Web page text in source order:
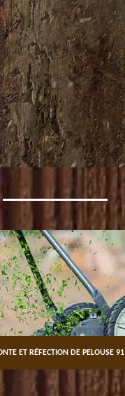
ET RÉFECTION DE PELOUSE 91